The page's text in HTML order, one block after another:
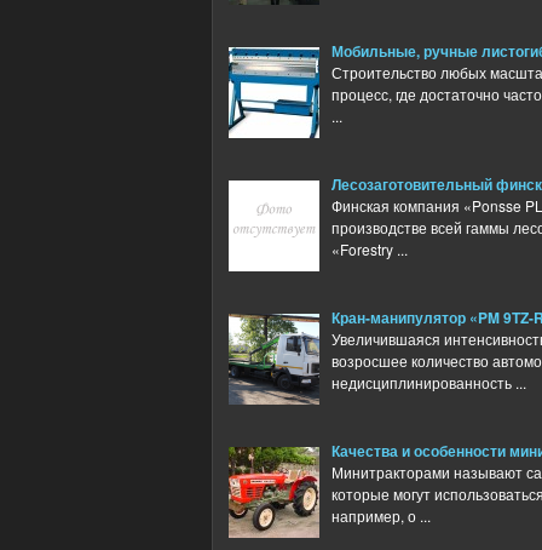
Мобильные, ручные
Строительство любых
процесс, где достаточно
...
Лесозаготовительный
Финская компания «Ponsse
производстве всей гаммы
«Forestry ...
Кран-манипулятор «PM
Увеличившаяся
возросшее количество
недисциплинированность ...
Качества и особенности
Минитракторами называют
которые могут
например, о ...